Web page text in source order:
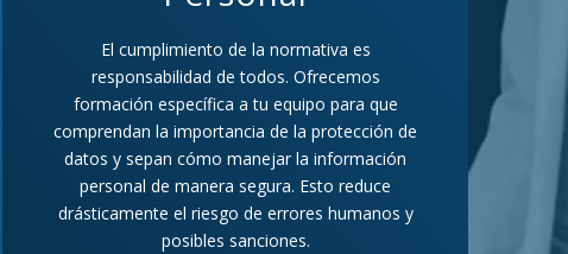
El cumplimiento de la normativa es
responsabilidad de todos. Ofrecemos
formación específica a tu equipo para que
comprendan la importancia de la protección de
datos y sepan cómo manejar la información
personal de manera segura. Esto reduce
drásticamente el riesgo de errores humanos y
posibles sanciones.